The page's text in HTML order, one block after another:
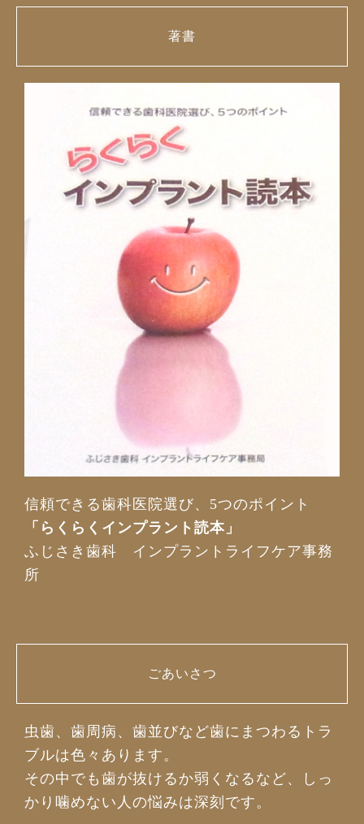
著書
信頼できる歯科医院選び、5つのポイント
「らくらくインプラント読本」
ふじさき歯科 インプラントライフケア事務
所
ごあいさつ
虫歯、歯周病、歯並びなど歯にまつわるトラ
ブルは色々あります。
その中でも歯が抜けるか弱くなるなど、しっ
かり噛めない人の悩みは深刻です。